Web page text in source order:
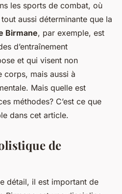
les sports de combat, où
aussi déterminante que la
Birmane, par exemple, est
d’entraînement
et qui visent non
corps, mais aussi à
Mais quelle est
méthodes? C’est ce que
dans cet article.
de
détail, il est important de